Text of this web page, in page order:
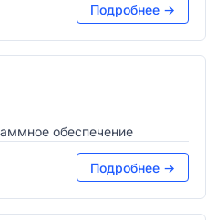
Подробнее →
обеспечение
Подробнее →